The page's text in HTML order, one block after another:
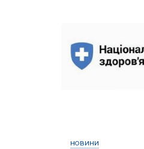
НОВИНИ